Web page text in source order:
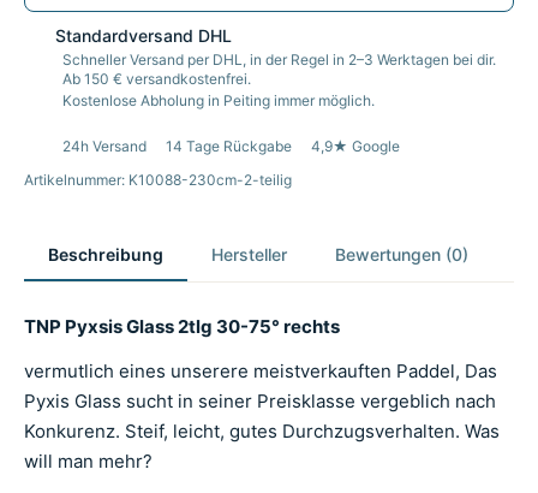
Standardversand DHL
Schneller Versand per DHL, in der Regel in 2–3 Werktagen bei dir.
Ab 150 € versandkostenfrei.
Kostenlose Abholung in Peiting immer möglich.
24h Versand 14 Tage Rückgabe
4,9★ Google
Artikelnummer: K10088-230cm-2-teilig
Beschreibung Hersteller Bewertungen (0)
TNP Pyxsis Glass 2tlg 30-75° rechts
vermutlich eines unserere meistverkauften Paddel, Das
Pyxis Glass sucht in seiner Preisklasse vergeblich nach
Konkurenz. Steif, leicht, gutes Durchzugsverhalten. Was
will man mehr?